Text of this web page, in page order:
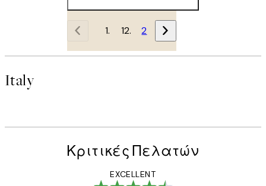
1 2
Italy
Κριτικές Πελατών
EXCELLENT